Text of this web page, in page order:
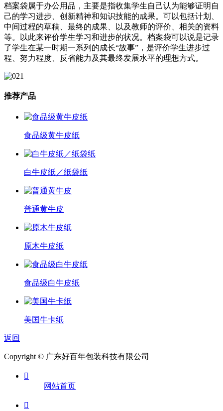
档案袋属于办公用品，主要是指收集学生自己认为能够证明自
己的学习进步、创新精神和知识技能的成果。可以包括计划、
中间过程的草稿、最终的成果、以及教师的评价、相关的资料
等。以此来评价学生学习和进步的状况。档案袋可以说是记录
了学生在某一时期一系列的成长“故事”，是评价学生进步过
程、努力程度、反省能力及其最终发展水平的理想方式。
推荐产品
食品级黄牛皮纸
白牛皮纸／纸袋纸
普通黄牛皮
原木牛皮纸
食品级白牛皮纸
美国牛卡纸
返回
Copyright © 广东好百年包装科技有限公司

网站首页
